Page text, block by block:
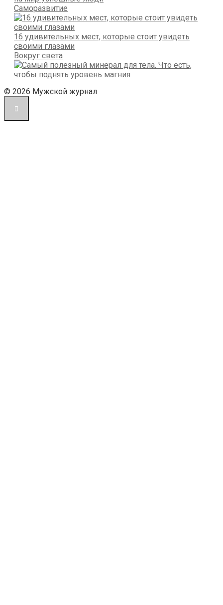
Саморазвитие
16 удивительных мест, которые стоит увидеть
своими глазами
Вокруг света
© 2026 Мужской журнал